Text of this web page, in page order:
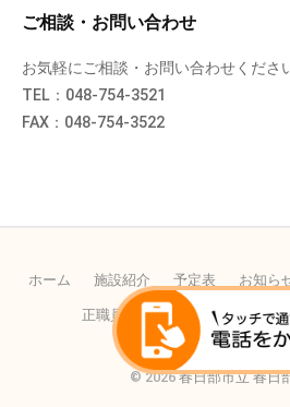
ご相談・お問い合わせ
お気軽にご相談・お問い合わせくださ
TEL：048-754-3521
FAX：048-754-3522
ホーム 施設紹介 予定表 お知ら
正職員の採用 パートの採用
© 2026春日部市立 春日